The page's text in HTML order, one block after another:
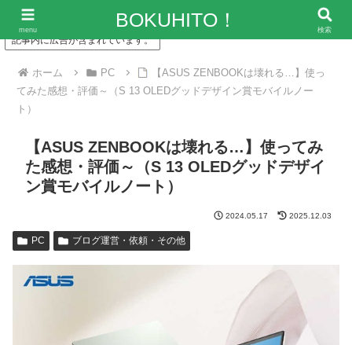
記事内に広告が含まれています。
ホーム PC
【ASUS ZENBOOKは壊れる…】使っ
てみた感想・評価～（S 13 OLEDグッドデザイン賞モバイルノー
ト）
【ASUS ZENBOOKは壊れる…】使ってみ
た感想・評価～（S 13 OLEDグッドデザイ
ン賞モバイルノート）
2024.05.17 2025.12.03
PC ブログ運営・依頼・その他
menu BOKUHITO！ 検索